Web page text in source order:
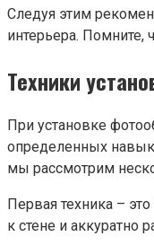
Следуя этим
интерьера. Помните,
Техники
При установке
определенных
мы рассмотрим
Первая техника –
к стене и аккуратно